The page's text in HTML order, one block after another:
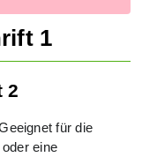
1
2
für die
eine